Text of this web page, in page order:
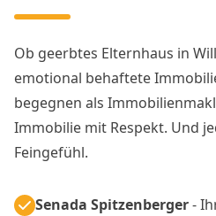
Ob geerbtes Elternhaus in
emotional behaftete
begegnen als
Immobilie mit Respekt. Und
Feingefühl.
Senada Spitzenberger-